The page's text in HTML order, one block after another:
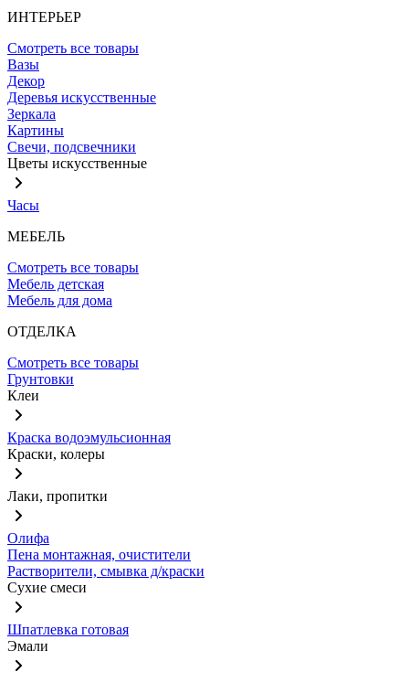
ИНТЕРЬЕР
Смотреть все товары
Вазы
Декор
Деревья искусственные
Зеркала
Картины
Свечи, подсвечники
Цветы искусственные
Часы
МЕБЕЛЬ
Смотреть все товары
Мебель детская
Мебель для дома
ОТДЕЛКА
Смотреть все товары
Грунтовки
Клеи
Краска водоэмульсионная
Краски, колеры
Лаки, пропитки
Олифа
Пена монтажная, очистители
Растворители, смывка д/краски
Сухие смеси
Шпатлевка готовая
Эмали